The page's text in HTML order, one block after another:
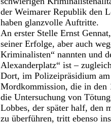
der Weimarer Republik den
haben glanzvolle Auftritte.
An erster Stelle Ernst
seiner Erfolge, aber auch
Kriminalisten“ nannten und
Alexanderplatz“ ist –
Dort, im Polizeipräsidium
Mordkommission, die in den
die Untersuchung von
Lobbes, der später half, den
zu überführen, tritt ebenso